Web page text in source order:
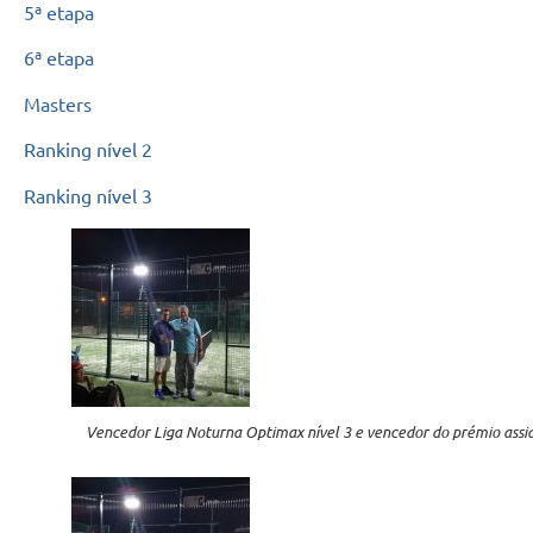
5ª etapa
6ª etapa
Masters
Ranking nível 2
Ranking nível 3
Vencedor Liga Noturna Optimax nível 3 e vencedor do prémio